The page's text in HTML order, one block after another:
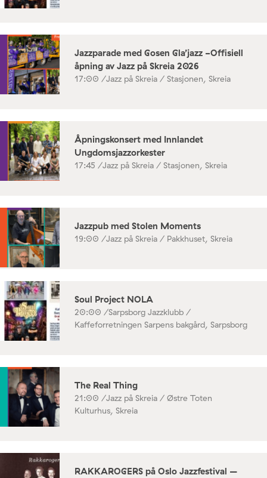
Jazzparade med Gosen Gla’jazz -Offisiell
åpning av Jazz på Skreia 2026
17:00 /Jazz på Skreia / Stasjonen, Skreia
Åpningskonsert med Innlandet
Ungdomsjazzorkester
17:45 /Jazz på Skreia / Stasjonen, Skreia
Jazzpub med Stolen Moments
19:00 /Jazz på Skreia / Pakkhuset, Skreia
Soul Project NOLA
20:00 /Sarpsborg Jazzklubb /
Kaffeforretningen Sarpens bakgård, Sarpsborg
The Real Thing
21:00 /Jazz på Skreia / Østre Toten
Kulturhus, Skreia
RAKKAROGERS på Oslo Jazzfestival –